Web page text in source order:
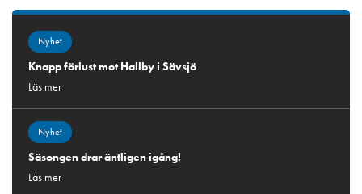
Nyhet
Knapp förlust mot Hallby i Sävsjö
Läs mer
Nyhet
Säsongen drar äntligen igång!
Läs mer